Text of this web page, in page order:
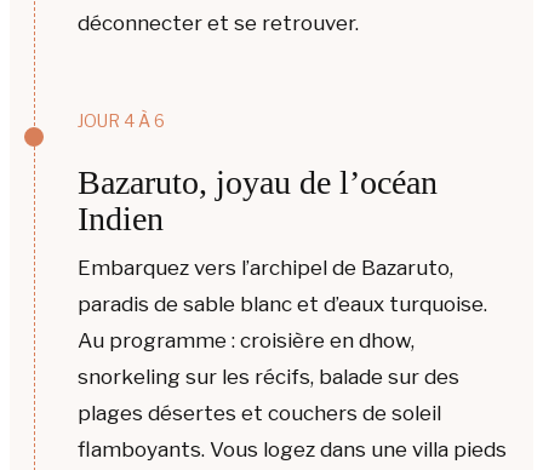
déconnecter et se retrouver.
JOUR 4 À 6
Bazaruto, joyau de l’océan
Indien
Embarquez vers l’archipel de Bazaruto,
paradis de sable blanc et d’eaux turquoise.
Au programme : croisière en dhow,
snorkeling sur les récifs, balade sur des
plages désertes et couchers de soleil
flamboyants. Vous logez dans une villa pieds